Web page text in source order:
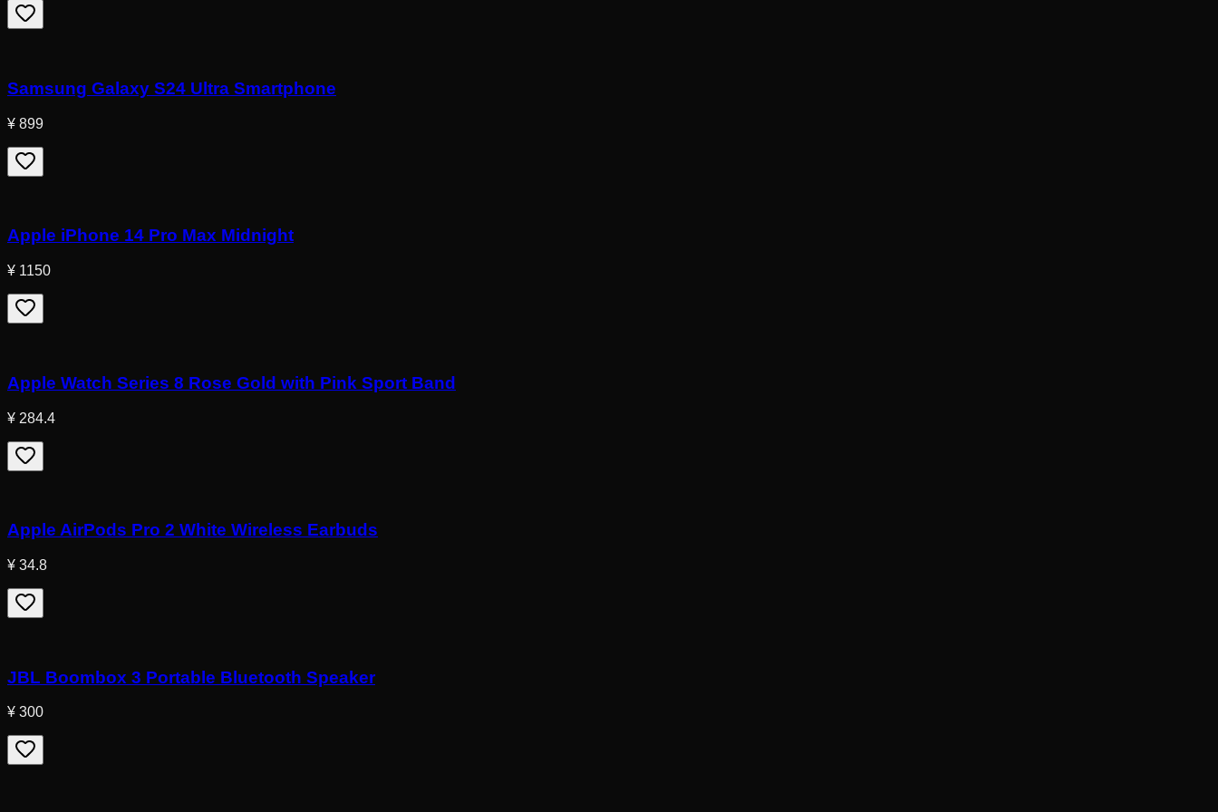
Samsung Galaxy S24 Ultra Smartphone
¥ 899
Apple iPhone 14 Pro Max Midnight
¥ 1150
Apple Watch Series 8 Rose Gold with Pink Sport Band
¥ 284.4
Apple AirPods Pro 2 White Wireless Earbuds
¥ 34.8
JBL Boombox 3 Portable Bluetooth Speaker
¥ 300